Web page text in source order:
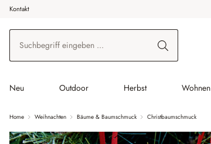
Hauptinhalt springen
Zur Suche springen
Zur Hauptnavigation springen
Kontakt
Neu Outdoor Herbst Wohnen
Home Weihnachten Bäume & Baumschmuck Christbaumschmuck